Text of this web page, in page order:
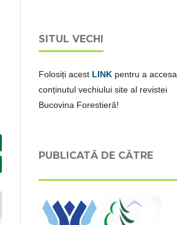
SITUL VECHI
Folosiți acest LINK pentru a accesa
conținutul vechiului site al revistei
Bucovina Forestieră!
PUBLICATĂ DE CĂTRE